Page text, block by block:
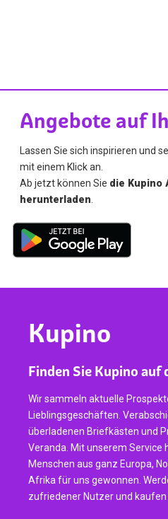
Angebote auf
Lassen Sie sich inspirieren und
mit einem Klick an.
Ab jetzt können Sie die Kupino
herunterladen
Kupino
Finden Sie Kupino auf
Wir sammeln aktuelle
Lieblingsgeschäften.
überladenen Briefkästen und
Veranda. Mit unserem Service
Menschen aus ganz Europa,
Afrika für uns gewonnen.
zufriedener Nutzer und kaufen